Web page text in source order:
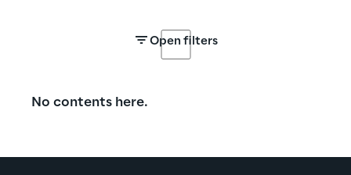
Open filters
No contents here.